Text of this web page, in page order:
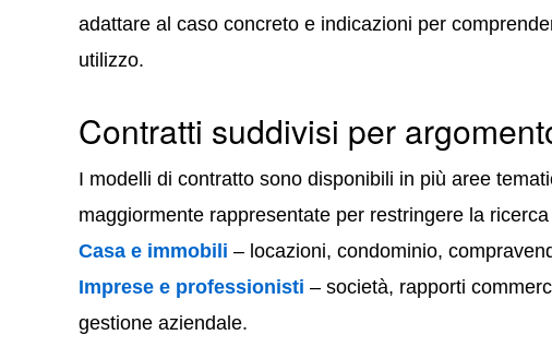
adattare al caso concreto e indicazioni per
utilizzo.
Contratti suddivisi per
I modelli di contratto sono disponibili in più aree
maggiormente rappresentate per restringere la
Casa e immobili – locazioni, condominio,
Imprese e professionisti – società, rapporti
gestione aziendale.